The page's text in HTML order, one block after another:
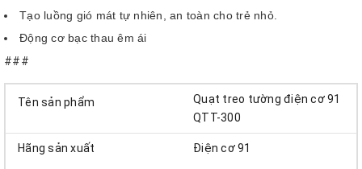
Tạo luồng gió mát tự nhiên, an toàn cho trẻ nhỏ.
Động cơ bạc thau êm ái
###
Tên sản phẩm
Quạt treo tường điện cơ 91
QTT-300
Hãng sản xuất Điện cơ 91